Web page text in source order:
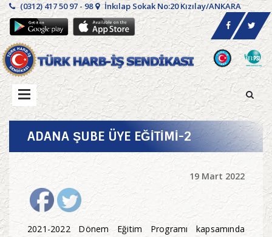
(0312) 417 50 97 - 98 İnkılap Sokak No:20 Kızılay/ANKARA
ADANA ŞUBE ÜYE EĞİTİMİ-2
19 Mart 2022
2021-2022 Dönem Eğitim Programı kapsamında